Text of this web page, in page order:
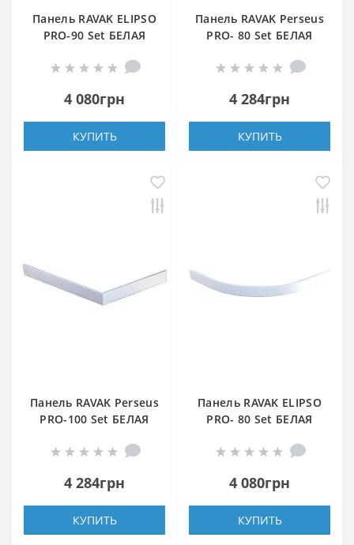
Панель RAVAK ELIPSO
PRO-90 Set БЕЛАЯ
4 080грн
КУПИТЬ
Панель RAVAK Perseus
PRO- 80 Set БЕЛАЯ
4 284грн
КУПИТЬ
Панель RAVAK Perseus
PRO-100 Set БЕЛАЯ
4 284грн
КУПИТЬ
Панель RAVAK ELIPSO
PRO- 80 Set БЕЛАЯ
4 080грн
КУПИТЬ